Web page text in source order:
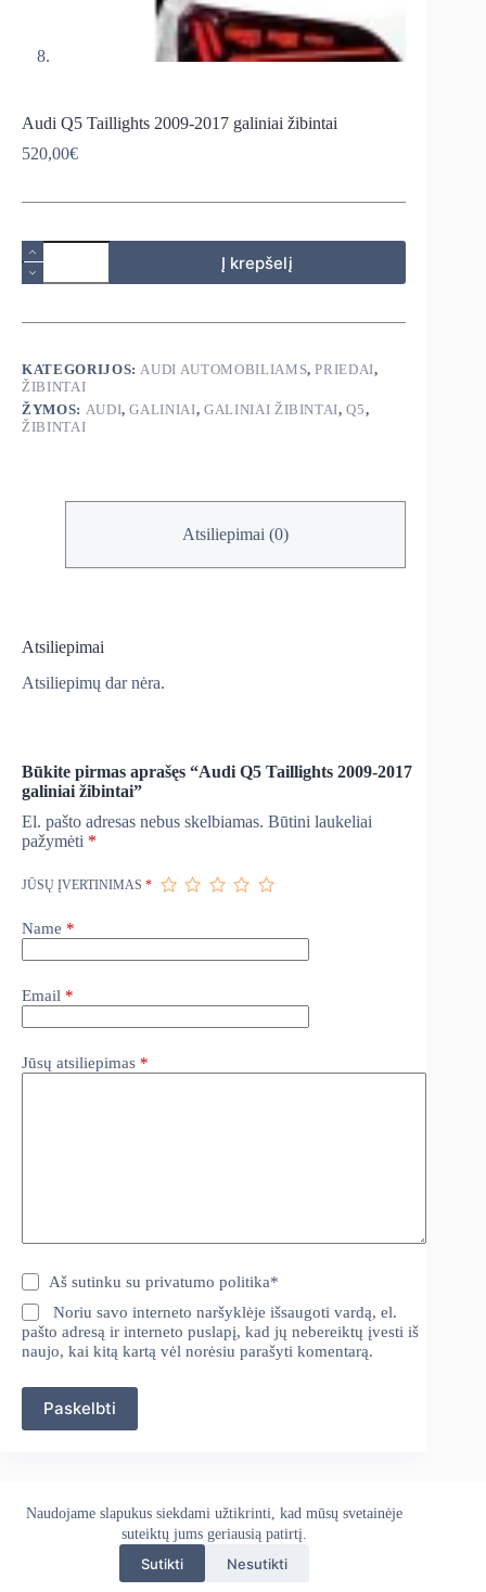
Naudojame slapukus siekdami užtikrinti, kad mūsų svetainėje
suteiktų jums geriausią patirtį.
Sutikti Nesutikti
Audi Q5 Taillights 2009-2017 galiniai žibintai
520,00€
produkto
kiekis:
Audi
Taillights
galiniai
žibintai
Į krepšelį
KATEGORIJOS:AUDI AUTOMOBILIAMS,PRIEDAI,
ŽIBINTAI
ŽYMOS: AUDI,GALINIAI, GALINIAI ŽIBINTAI,Q5,
ŽIBINTAI
Atsiliepimai (0)
Atsiliepimai
Atsiliepimų dar nėra.
Būkite pirmas aprašęs “Audi Q5 Taillights 2009-2017
galiniai žibintai”
El. pašto adresas nebus skelbiamas. Būtini laukeliai
pažymėti *
JŪSŲ ĮVERTINIMAS *
Name *
Email *
Jūsų atsiliepimas *
Aš sutinku suprivatumo politika*
Noriu savo interneto naršyklėje išsaugoti vardą, el.
pašto adresą ir interneto puslapį, kad jų nebereiktų įvesti iš
naujo, kai kitą kartą vėl norėsiu parašyti komentarą.
Paskelbti
Apie mus Grąžinimo politika
Kontaktai
Pristatymo politika
Privatumo politika
Sąlygos ir taisyklės
Autoekranas.lt © 2026 - Visos teisės saugomos. Kopijuoti,